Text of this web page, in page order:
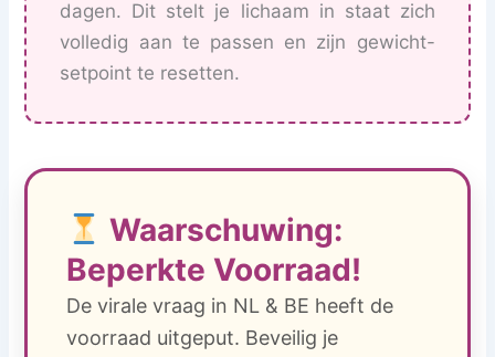
dagen. Dit stelt je lichaam in staat zich
volledig aan te passen en zijn gewicht-
setpoint te resetten.
Waarschuwing:
Beperkte Voorraad!
De virale vraag in NL & BE heeft de
voorraad uitgeput. Beveilig je